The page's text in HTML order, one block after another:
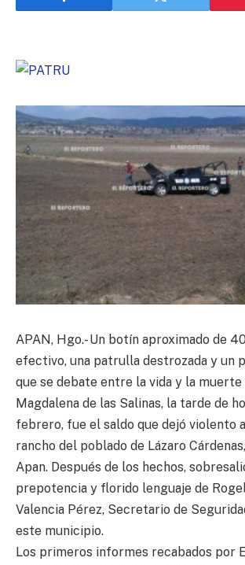
APAN, Hgo.- Un botín aproximado de
efectivo, una patrulla destrozada y un
que se debate entre la vida y la
Magdalena de las Salinas, la tarde de
febrero, fue el saldo que dejó violento
rancho del poblado de Lázaro
Apan. Después de los hechos,
prepotencia y florido lenguaje de
Valencia Pérez, Secretario de
este municipio.
Los primeros informes recabados por